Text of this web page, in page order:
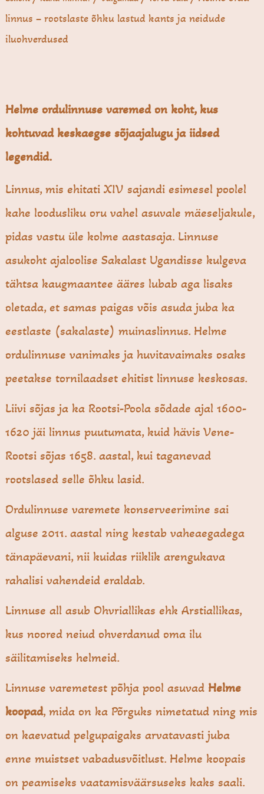
linnus – rootslaste õhku lastud kants ja neidude
iluohverdused
Helme ordulinnuse varemed on koht, kus
kohtuvad keskaegse sõjaajalugu ja iidsed
legendid.
Linnus, mis ehitati XIV sajandi esimesel poolel
kahe loodusliku oru vahel asuvale mäeseljakule,
pidas vastu üle kolme aastasaja. Linnuse
asukoht ajaloolise Sakalast Ugandisse kulgeva
tähtsa kaugmaantee ääres lubab aga lisaks
oletada, et samas paigas võis asuda juba ka
eestlaste (sakalaste) muinaslinnus. Helme
ordulinnuse vanimaks ja huvitavaimaks osaks
peetakse tornilaadset ehitist linnuse keskosas.
Liivi sõjas ja ka Rootsi-Poola sõdade ajal 1600-
1620 jäi linnus puutumata, kuid hävis Vene-
Rootsi sõjas 1658. aastal, kui taganevad
rootslased selle õhku lasid.
Ordulinnuse varemete konserveerimine sai
alguse 2011. aastal ning kestab vaheaegadega
tänapäevani, nii kuidas riiklik arengukava
rahalisi vahendeid eraldab.
Linnuse all asub Ohvriallikas ehk Arstiallikas,
kus noored neiud ohverdanud oma ilu
säilitamiseks helmeid.
Linnuse varemetest põhja pool asuvad Helme
koopad, mida on ka Põrguks nimetatud ning mis
on kaevatud pelgupaigaks arvatavasti juba
enne muistset vabadusvõitlust. Helme koopais
on peamiseks vaatamisväärsuseks kaks saali.